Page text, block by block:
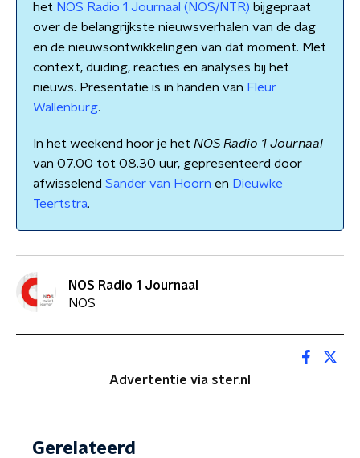
het NOS Radio 1 Journaal (NOS/NTR) bijgepraat
over de belangrijkste nieuwsverhalen van de dag
en de nieuwsontwikkelingen van dat moment. Met
context, duiding, reacties en analyses bij het
nieuws. Presentatie is in handen van Fleur
Wallenburg.
In het weekend hoor je het NOS Radio 1 Journaal
van 07.00 tot 08.30 uur, gepresenteerd door
afwisselend Sander van Hoorn en Dieuwke
Teertstra.
NOS Radio 1 Journaal
NOS
Advertentie via ster.nl
Gerelateerd